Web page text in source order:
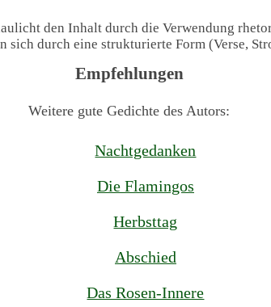
den Inhalt durch die Verwendung
durch eine strukturierte Form (Verse,
Empfehlungen
Weitere gute Gedichte des Autors:
Nachtgedanken
Die Flamingos
Herbsttag
Abschied
Das Rosen-Innere